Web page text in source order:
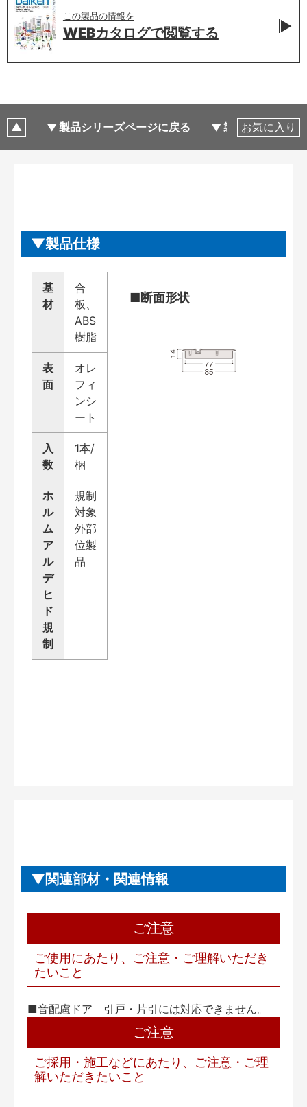
この製品の情報を
WEBカタログで閲覧する
製品シリーズページに戻る 製品仕様
お気に入り
製品仕様
基
材
合
板、
ABS
樹脂
表
面
オレ
フィ
ンシ
ート
入
数
1本/
梱
ホ
ル
ム
ア
ル
デ
ヒ
ド
規
制
規制
対象
外部
位製
品
■断面形状
関連部材・関連情報
ご注意
ご使用にあたり、ご注意・ご理解いただき
たいこと
■音配慮ドア 引戸・片引には対応できません。
ご注意
ご採用・施工などにあたり、ご注意・ご理
解いただきたいこと